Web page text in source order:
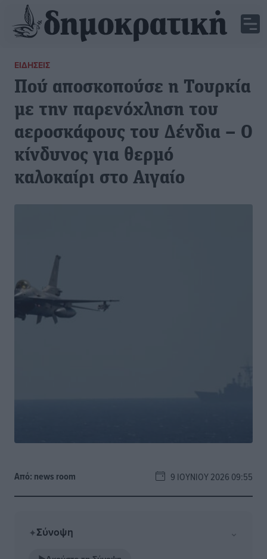
ΕΙΔΉΣΕΙΣ
Πού αποσκοπούσε η Τουρκία
με την παρενόχληση του
αεροσκάφους του Δένδια – Ο
κίνδυνος για θερμό
καλοκαίρι στο Αιγαίο
Από: news room 9 ΙΟΥΝΊΟΥ 2026 09:55
✦Σύνοψη ⌄